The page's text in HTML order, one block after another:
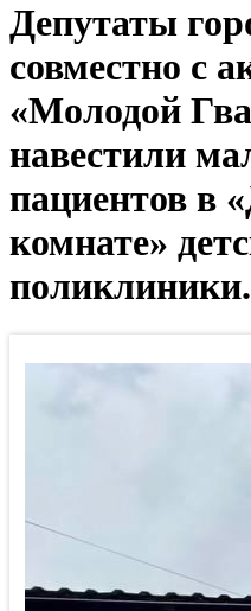
Депутаты
совместно с
«Молодой
навестили
пациентов в
комнате»
поликлиники.